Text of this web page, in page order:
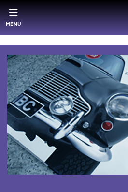
MENU